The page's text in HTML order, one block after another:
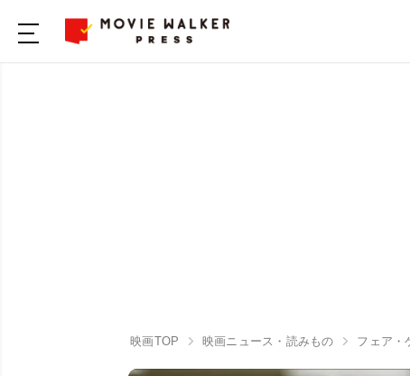
映画TOP 映画ニュース・読みもの フェア・